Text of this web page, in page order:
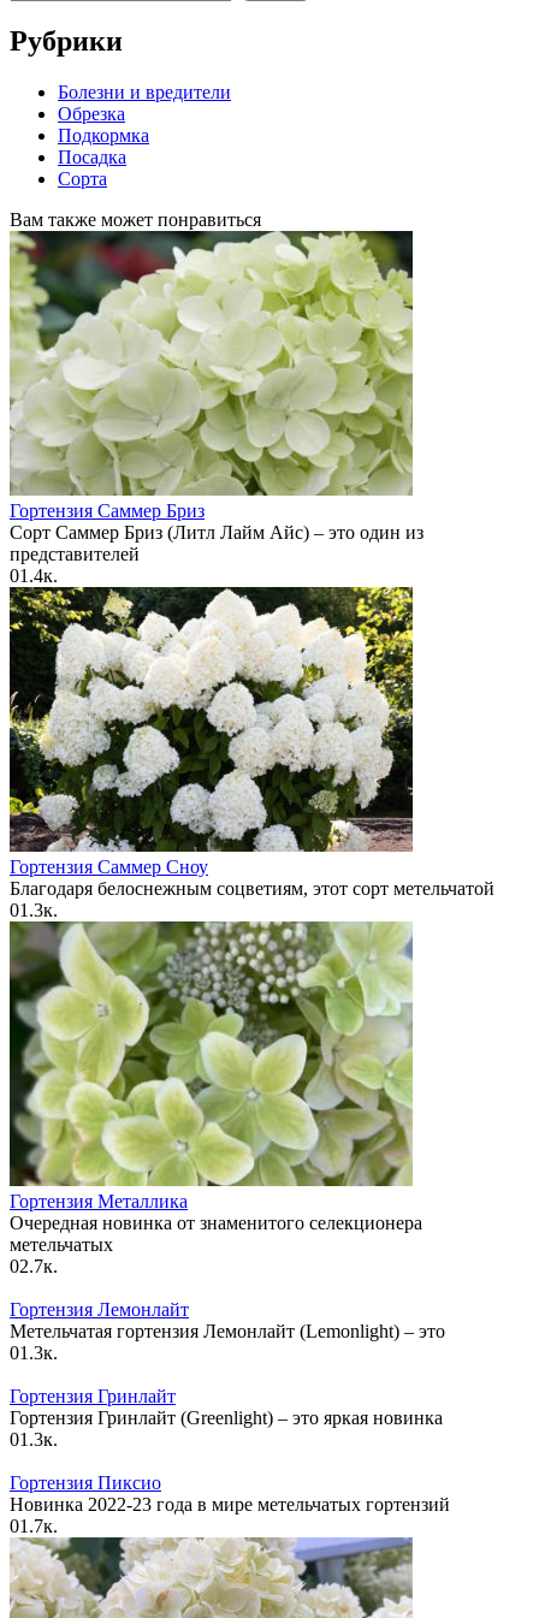
Рубрики
Болезни и вредители
Обрезка
Подкормка
Посадка
Сорта
Вам также может понравиться
Гортензия Саммер Бриз
Сорт Саммер Бриз (Литл Лайм Айс) – это один из
представителей
01.4к.
Гортензия Саммер Сноу
Благодаря белоснежным соцветиям, этот сорт метельчатой
01.3к.
Гортензия Металлика
Очередная новинка от знаменитого селекционера
метельчатых
02.7к.
Гортензия Лемонлайт
Метельчатая гортензия Лемонлайт (Lemonlight) – это
01.3к.
Гортензия Гринлайт
Гортензия Гринлайт (Greenlight) – это яркая новинка
01.3к.
Гортензия Пиксио
Новинка 2022-23 года в мире метельчатых гортензий
01.7к.